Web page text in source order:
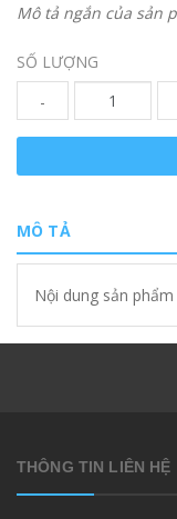
Mô tả ngắn của sản
SỐ LƯỢNG
-
MÔ TẢ
Nội dung sản
THÔNG TIN LIÊN HỆ